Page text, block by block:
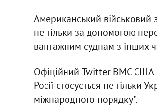
Американський військовий
не тільки за допомогою
вантажним суднам з інших
Офіційний Twitter ВМС США в
Росії стосується не тільки
міжнародного порядку".